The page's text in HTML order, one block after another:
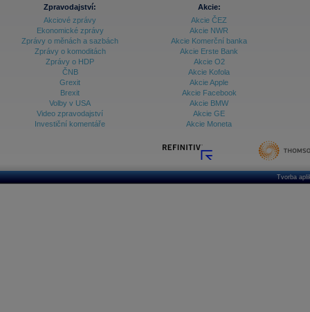
Archiv - Vývoj české koruny
Archiv analýz - Makroukazatele
Ceny průmyslových výrobců - Data a prognózy
Ceny průmyslových výrobců - Graf (ČR)
Ceny průmyslových výrobců - Kalendář (ČR)
Ceny průmyslových výrobců - Zpravodajství
Databanka - Ceny
Zpravodajství:
Akciové zprávy
Ekonomické zprávy
Zprávy o měnách a sazbách
Zprávy o komoditách
Zprávy o HDP
ČNB
Grexit
Brexit
Volby v USA
Video zpravodajství
Investiční komentáře
Akcie:
Akcie ČEZ
Akcie NWR
Akcie Komerční banka
Akcie Erste Bank
Akcie O2
Akcie Kofola
Akcie Apple
Akcie Facebook
Akcie BMW
Akcie GE
Akcie Moneta
Tvorba